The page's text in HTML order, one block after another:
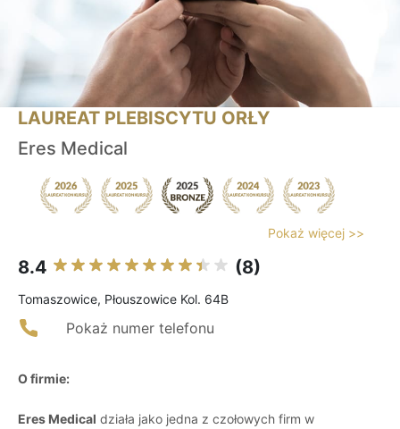
LAUREAT PLEBISCYTU ORŁY
Eres Medical
Pokaż więcej >>
8.4 (8)
Tomaszowice, Płouszowice Kol. 64B
Pokaż numer telefonu
O firmie:
Eres Medical działa jako jedna z czołowych firm w